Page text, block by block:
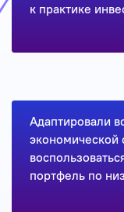
к практике
Адаптировали
экономической
портфель по